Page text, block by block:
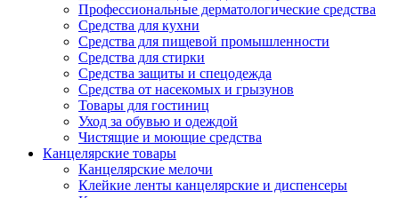
Профессиональные дерматологические средства
Средства для кухни
Средства для пищевой промышленности
Средства для стирки
Средства защиты и спецодежда
Средства от насекомых и грызунов
Товары для гостиниц
Уход за обувью и одеждой
Чистящие и моющие средства
Канцелярские товары
Канцелярские мелочи
Клейкие ленты канцелярские и диспенсеры